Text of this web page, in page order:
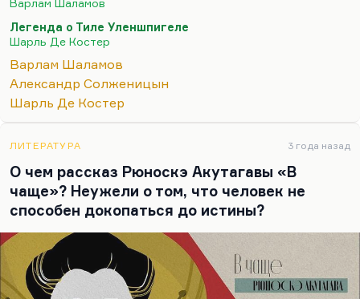
констатировал безнадежность человека, и всем
стало спокойнее — ну раз мы все звери, так
можно и зверствовать! Солженицын все-таки
требует от человека морального усилия:
Кавторанг, Алешка, ну, там герои «Архипелага»
некоторые, все-таки да. А вот Шаламов, если не
Пожалуй как-то Шаламов в человека не верит
совсем. Он, может…
Варлам Шаламов
Легенда о Тиле Уленшпигеле
Шарль Де Костер
Варлам Шаламов
Александр Солженицын
Шарль Де Костер
ЛИТЕРАТУРА 3 года назад
О чем рассказ Рюноскэ Акутагавы «В
чаще»? Неужели о том, что человек не
способен докопаться до истины?